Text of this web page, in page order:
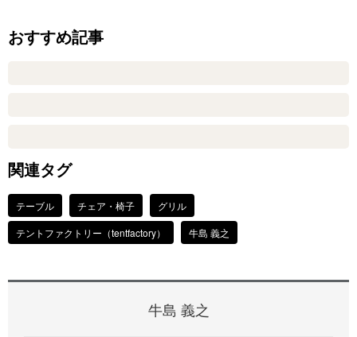
おすすめ記事
関連タグ
テーブル チェア・椅子
グリル
テントファクトリー（tentfactory）
牛島 義之
牛島 義之